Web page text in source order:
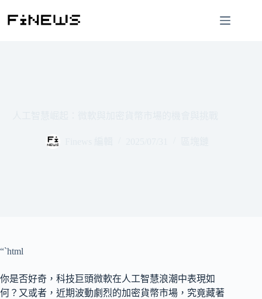
“`html
你是否好奇，科技巨頭微軟在人工智慧浪潮中表現如
何？又或者，近期波動劇烈的加密貨幣市場，究竟藏著